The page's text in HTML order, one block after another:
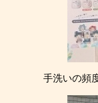
手洗いの頻